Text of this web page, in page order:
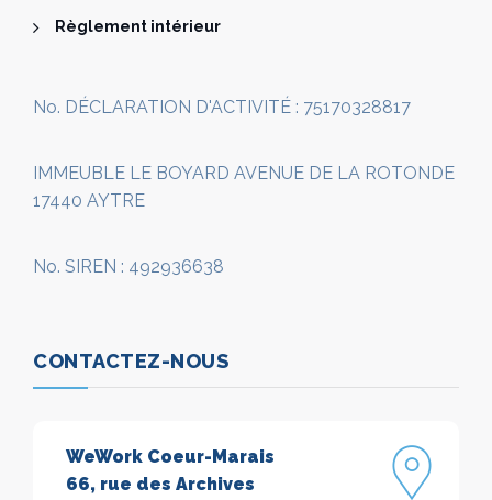
Règlement intérieur
No. DÉCLARATION D'ACTIVITÉ : 75170328817
IMMEUBLE LE BOYARD AVENUE DE LA ROTONDE
17440 AYTRE
No. SIREN : 492936638
CONTACTEZ-NOUS
WeWork Coeur-Marais
66, rue des Archives